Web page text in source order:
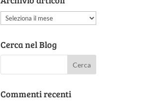
Archivio
Cerca nel Blog
Commenti recenti